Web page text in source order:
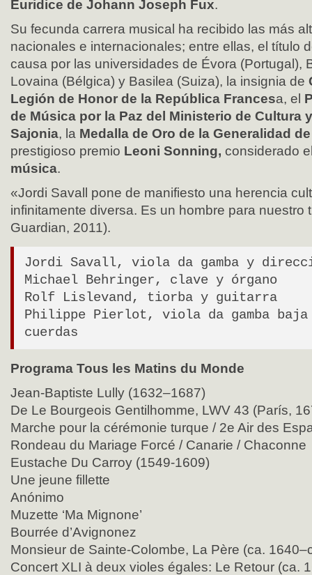
Euridice de Johann Joseph Fux.
Su fecunda carrera musical ha recibido las más
nacionales e internacionales; entre ellas, el título
causa por las universidades de Évora (Portugal),
Lovaina (Bélgica) y Basilea (Suiza), la insignia de
Legión de Honor de la República Francesa, el
de Música por la Paz del Ministerio de Cultura
Sajonia, la Medalla de Oro de la Generalidad
prestigioso premio Leoni Sonning, considerado
música.
«Jordi Savall pone de manifiesto una herencia
infinitamente diversa. Es un hombre para nuestro
Guardian, 2011).
Jordi Savall, viola da gamba y
Michael Behringer, clave y órgano
Rolf Lislevand, tiorba y guitarra
Philippe Pierlot, viola da gamba
cuerdas
Programa Tous les Matins du Monde
Jean-Baptiste Lully (1632–1687)
De Le Bourgeois Gentilhomme, LWV 43 (París,
Marche pour la cérémonie turque / 2e Air des
Rondeau du Mariage Forcé / Canarie / Chaconne
Eustache Du Carroy (1549-1609)
Une jeune fillette
Anónimo
Muzette ‘Ma Mignone’
Bourrée d’Avignonez
Monsieur de Sainte-Colombe, La Père (ca.
Concert XLI à deux violes égales: Le Retour (ca.